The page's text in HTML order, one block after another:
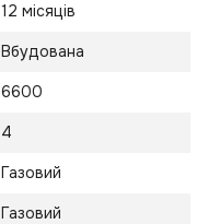
12 місяців
Вбудована
6600
4
Газовий
Газовий